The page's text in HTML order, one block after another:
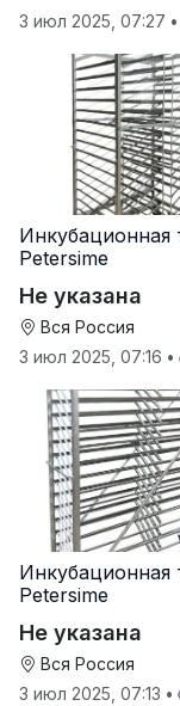
3 июл 2025, 07:27 •
Инкубационная
Petersime
Не указана
Вся Россия
3 июл 2025, 07:16 •
Инкубационная
Petersime
Не указана
Вся Россия
3 июл 2025, 07:13 •